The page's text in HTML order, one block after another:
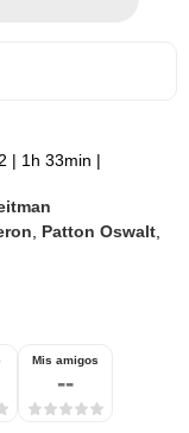
| 1h 33min |
Patton Oswalt
Mis amigos
--